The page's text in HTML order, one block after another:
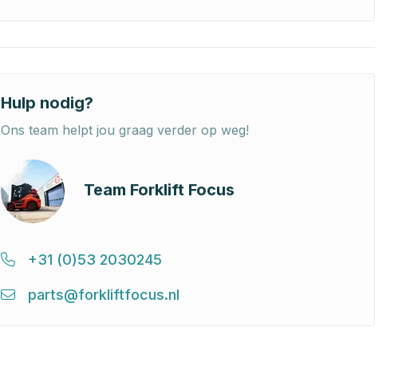
Hulp nodig?
Ons team helpt jou graag verder op weg!
Team Forklift Focus
+31 (0)53 2030245
parts@forkliftfocus.nl